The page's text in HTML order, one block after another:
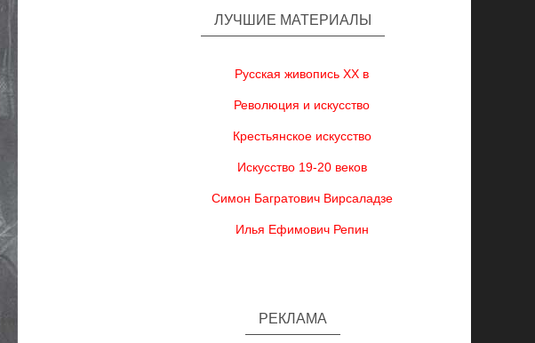
ЛУЧШИЕ МАТЕРИАЛЫ
Русская живопись XX в
Революция и искусство
Крестьянское искусство
Искусство 19-20 веков
Симон Багратович Вирсаладзе
Илья Ефимович Репин
РЕКЛАМА